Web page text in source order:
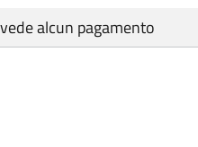
alcun pagamento